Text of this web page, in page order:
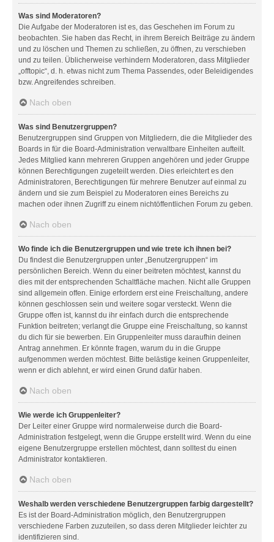
Was sind Moderatoren?
Die Aufgabe der Moderatoren ist es, das Geschehen im Forum zu
beobachten. Sie haben das Recht, in ihrem Bereich Beiträge zu ändern
und zu löschen und Themen zu schließen, zu öffnen, zu verschieben
und zu teilen. Üblicherweise verhindern Moderatoren, dass Mitglieder
„offtopic“, d. h. etwas nicht zum Thema Passendes, oder Beleidigendes
bzw. Angreifendes schreiben.
Nach oben
Was sind Benutzergruppen?
Benutzergruppen sind Gruppen von Mitgliedern, die die Mitglieder des
Boards in für die Board-Administration verwaltbare Einheiten aufteilt.
Jedes Mitglied kann mehreren Gruppen angehören und jeder Gruppe
können Berechtigungen zugeteilt werden. Dies erleichtert es den
Administratoren, Berechtigungen für mehrere Benutzer auf einmal zu
ändern und sie zum Beispiel zu Moderatoren eines Bereichs zu
machen oder ihnen Zugriff zu einem nichtöffentlichen Forum zu geben.
Nach oben
Wo finde ich die Benutzergruppen und wie trete ich ihnen bei?
Du findest die Benutzergruppen unter „Benutzergruppen“ im
persönlichen Bereich. Wenn du einer beitreten möchtest, kannst du
dies mit der entsprechenden Schaltfläche machen. Nicht alle Gruppen
sind allgemein offen. Einige erfordern erst eine Freischaltung, andere
können geschlossen sein und weitere sogar versteckt. Wenn die
Gruppe offen ist, kannst du ihr einfach durch die entsprechende
Funktion beitreten; verlangt die Gruppe eine Freischaltung, so kannst
du dich für sie bewerben. Ein Gruppenleiter muss daraufhin deinen
Antrag annehmen. Er könnte fragen, warum du in die Gruppe
aufgenommen werden möchtest. Bitte belästige keinen Gruppenleiter,
wenn er dich ablehnt, er wird einen Grund dafür haben.
Nach oben
Wie werde ich Gruppenleiter?
Der Leiter einer Gruppe wird normalerweise durch die Board-
Administration festgelegt, wenn die Gruppe erstellt wird. Wenn du eine
eigene Benutzergruppe erstellen möchtest, dann solltest du einen
Administrator kontaktieren.
Nach oben
Weshalb werden verschiedene Benutzergruppen farbig dargestellt?
Es ist der Board-Administration möglich, den Benutzergruppen
verschiedene Farben zuzuteilen, so dass deren Mitglieder leichter zu
identifizieren sind.